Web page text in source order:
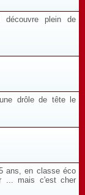
découvre plein de
drôle de tête le
ans, en classe éco
... mais c'est cher